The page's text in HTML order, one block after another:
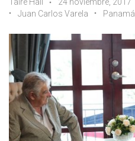
Juan Carlos Varela
Panamá